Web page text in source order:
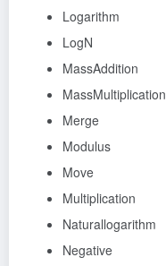
Logarithm
LogN
MassAddition
MassMultiplication
Merge
Modulus
Move
Multiplication
Naturallogarithm
Negative